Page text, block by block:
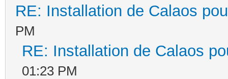
RE: Installation de Calaos
PM
RE: Installation de Calaos
01:23 PM